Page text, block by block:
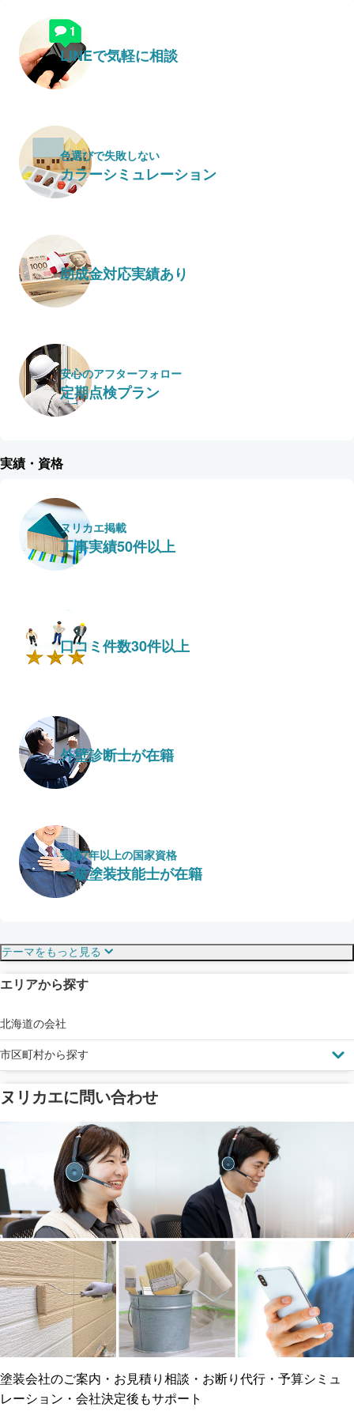
LINEで気軽に相談
色選びで失敗しない
カラーシミュレーション
助成金対応実績あり
安心のアフターフォロー
定期点検プラン
実績・資格
ヌリカエ掲載
工事実績50件以上
口コミ件数30件以上
外壁診断士が在籍
実績7年以上の国家資格
一級塗装技能士が在籍
塗料の​品質を​保証
メーカー保証
工事保険
ご近所トラブルに
賠償保険
見えにくい屋根も安心
ドローン診断
省エネ効果
断熱・遮熱塗料対応
雨漏り修繕
防水工事
テーマをもっと見る
エリアから探す
北海道の会社
市区町村から探す
ヌリカエに問い合わせ
塗装会社のご案内・お見積り相談・お断り代行・予算シミュ
レーション・会社決定後もサポート